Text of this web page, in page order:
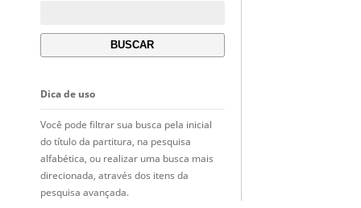
Dica de uso
Você pode filtrar sua busca pela inicial
do título da partitura, na pesquisa
alfabética, ou realizar uma busca mais
direcionada, através dos itens da
pesquisa avançada.